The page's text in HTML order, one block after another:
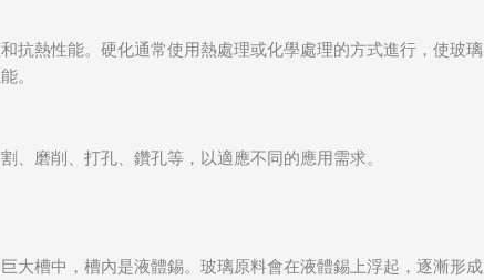
抗熱性能。硬化通常使用熱處理或化學處理的方式進行，使玻璃
。
磨削、打孔、鑽孔等，以適應不同的應用需求。
大槽中，槽內是液體錫。玻璃原料會在液體錫上浮起，逐漸形成